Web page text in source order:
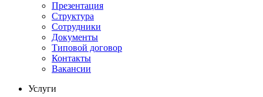
Презентация
Структура
Сотрудники
Документы
Типовой договор
Контакты
Вакансии
Услуги